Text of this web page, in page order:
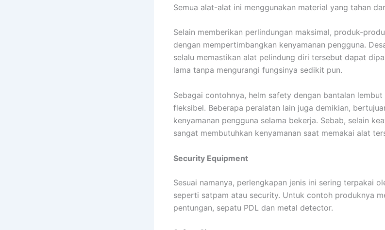
Semua alat-alat ini menggunakan material yang tahan
Selain memberikan perlindungan maksimal, produk-
dengan mempertimbangkan kenyamanan pengguna.
selalu memastikan alat pelindung diri tersebut dapat
lama tanpa mengurangi fungsinya sedikit pun.
Sebagai contohnya, helm safety dengan bantalan
fleksibel. Beberapa peralatan lain juga demikian,
kenyamanan pengguna selama bekerja. Sebab, selain
sangat membutuhkan kenyamanan saat memakai alat
Security Equipment
Sesuai namanya, perlengkapan jenis ini sering terpakai
seperti satpam atau security. Untuk contoh produknya
pentungan, sepatu PDL dan metal detector.